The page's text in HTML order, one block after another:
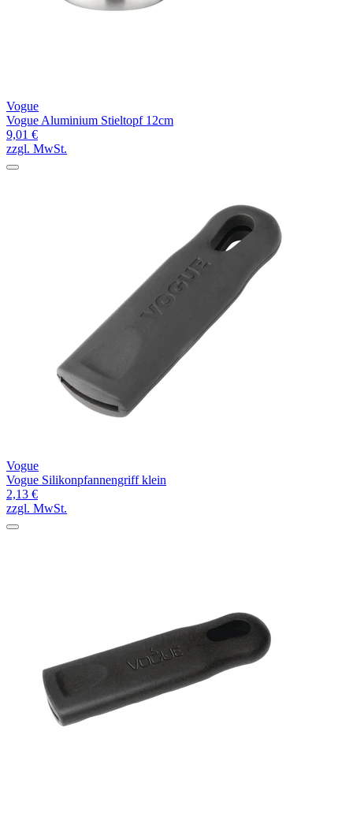
Vogue
Vogue Aluminium Stieltopf 12cm
9,01 €
zzgl. MwSt.
Vogue
Vogue Silikonpfannengriff klein
2,13 €
zzgl. MwSt.